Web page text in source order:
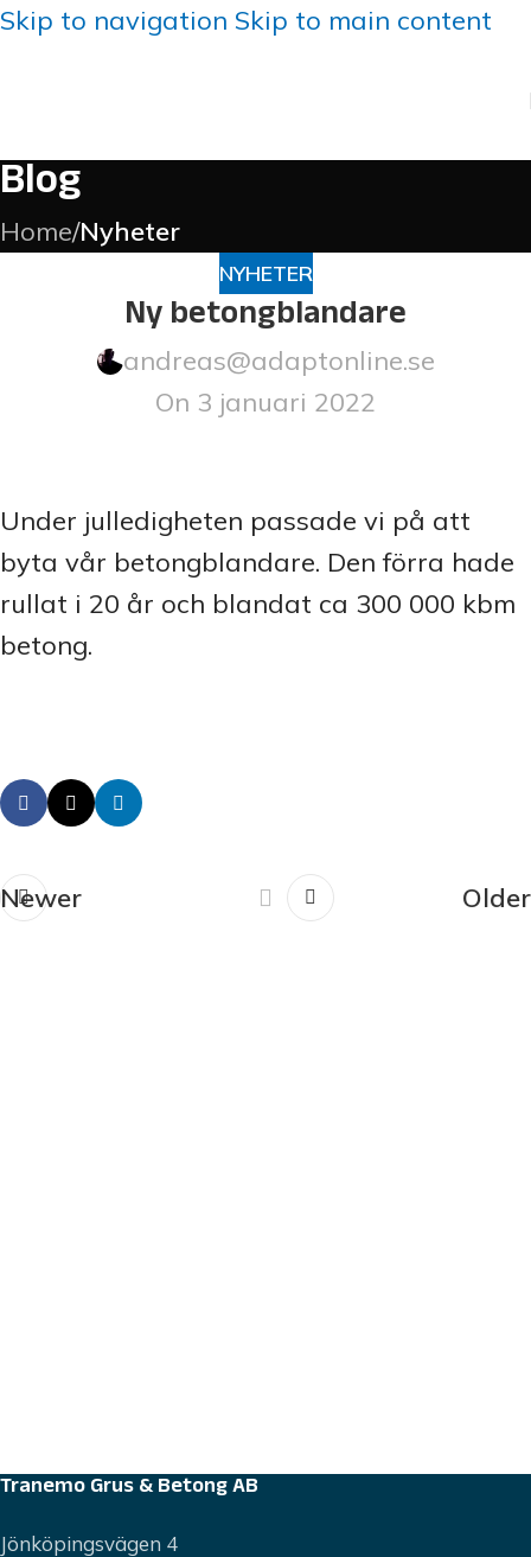
Skip to navigation Skip to main content
Blog
Home/Nyheter
NYHETER
Ny betongblandare
andreas@adaptonline.se
On 3 januari 2022
Under julledigheten passade vi på att
byta vår betongblandare. Den förra hade
rullat i 20 år och blandat ca 300 000 kbm
betong.
Newer Older
Tranemo Grus & Betong AB
Jönköpingsvägen 4